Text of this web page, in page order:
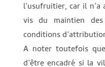
l’usufruitier, car il
vis du maintien
conditions
A noter toutefois
d’être encadré si la